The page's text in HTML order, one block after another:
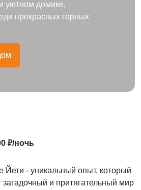
уютном домике,
прекрасных горных
₽/ночь
Йети - уникальный опыт, который
загадочный и притягательный мир